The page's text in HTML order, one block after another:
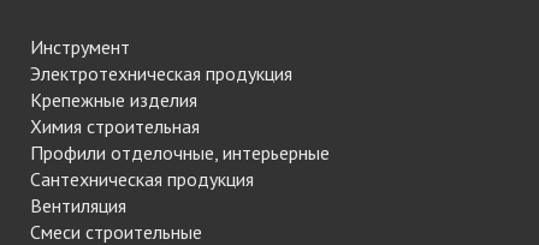
Инструмент
Электротехническая продукция
Крепежные изделия
Химия строительная
Профили отделочные, интерьерные
Сантехническая продукция
Вентиляция
Смеси строительные